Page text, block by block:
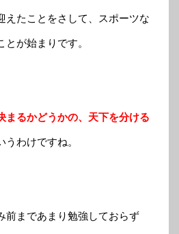
えたことをさして、スポーツな
が始まりです。
まるかどうかの、天下を分ける
うわけですね。
前まであまり勉強しておらず